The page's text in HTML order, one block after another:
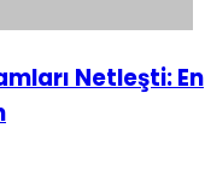
Netleşti: En